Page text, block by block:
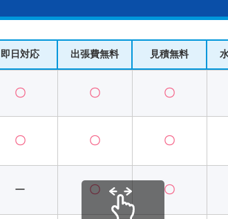
即日対応 出張費無料 見積無料
〇 〇 〇
〇 〇 〇
ー 〇 〇